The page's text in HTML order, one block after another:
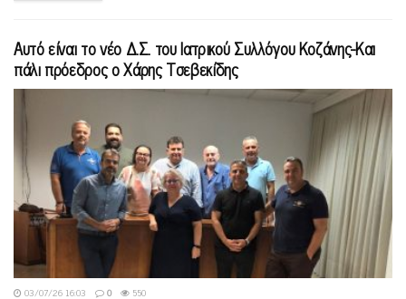
Αυτό είναι το νέο Δ.Σ. του Ιατρικού Συλλόγου Κοζάνης-Και
πάλι πρόεδρος ο Χάρης Τσεβεκίδης
03/07/26 16:03 0 550